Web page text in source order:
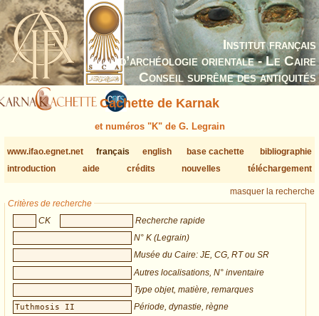
Institut français
d’archéologie orientale - Le Caire
Conseil suprême des antiquités
Cachette de Karnak
et numéros "K" de G. Legrain
www.ifao.egnet.net français english base cachette
bibliographie
introduction
aide crédits nouvelles téléchargement
masquer la recherche
Critères de recherche
CK
Recherche rapide
N° K (Legrain)
Musée du Caire: JE, CG, RT ou SR
Autres localisations, N° inventaire
Type objet, matière, remarques
Période, dynastie, règne